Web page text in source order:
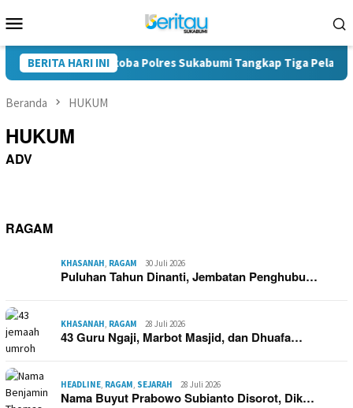
ke
Mobile
BERITA HARI INI
Satres Narkoba Polres Sukabumi Tangkap Tiga Pelaku di
Beranda HUKUM
HUKUM
ADV
RAGAM
KHASANAH, RAGAM 30 Juli 2026
Puluhan Tahun Dinanti, Jembatan Penghubu…
KHASANAH, RAGAM 28 Juli 2026
43 Guru Ngaji, Marbot Masjid, dan Dhuafa…
HEADLINE, RAGAM, SEJARAH 28 Juli 2026
Nama Buyut Prabowo Subianto Disorot, Dik…